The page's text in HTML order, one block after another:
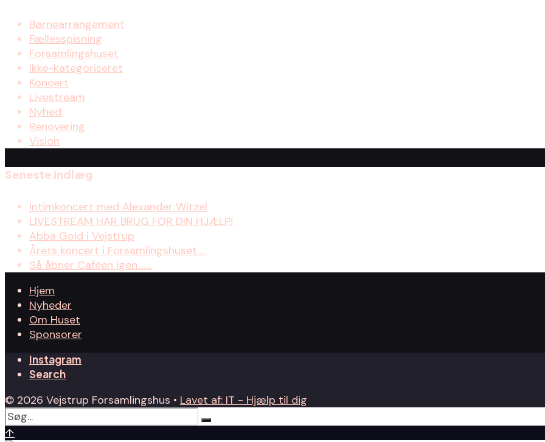
Børnearrangement
Fællesspisning
Forsamlingshuset
Ikke-kategoriseret
Koncert
Livestream
Nyhed
Renovering
Vision
Seneste indlæg
Intimkoncert med Alexander Witzel
LIVESTREAM HAR BRUG FOR DIN HJÆLP!
Abba Gold i Vejstrup
Årets koncert i Forsamlingshuset…..
Så åbner Caféen igen…….
Hjem
Nyheder
Om Huset
Sponsorer
Instagram
Search
© 2026 Vejstrup Forsamlingshus • Lavet af: IT - Hjælp til dig
↑